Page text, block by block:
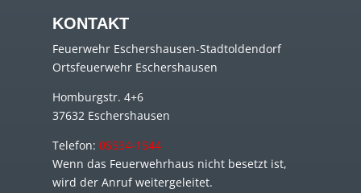
KONTAKT
Feuerwehr Eschershausen-Stadtoldendorf
Ortsfeuerwehr Eschershausen
Homburgstr. 4+6
37632 Eschershausen
Telefon: 05534-1544
Wenn das Feuerwehrhaus nicht besetzt ist,
wird der Anruf weitergeleitet.